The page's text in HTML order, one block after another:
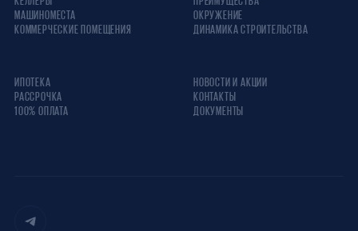
МАШИНОМЕСТА
КОММЕРЧЕСКИЕ ПОМЕЩЕНИЯ
ОКРУЖЕНИЕ
ДИНАМИКА СТРОИТЕЛЬСТВА
ИПОТЕКА
РАССРОЧКА
100% ОПЛАТА
НОВОСТИ И АКЦИИ
КОНТАКТЫ
ДОКУМЕНТЫ